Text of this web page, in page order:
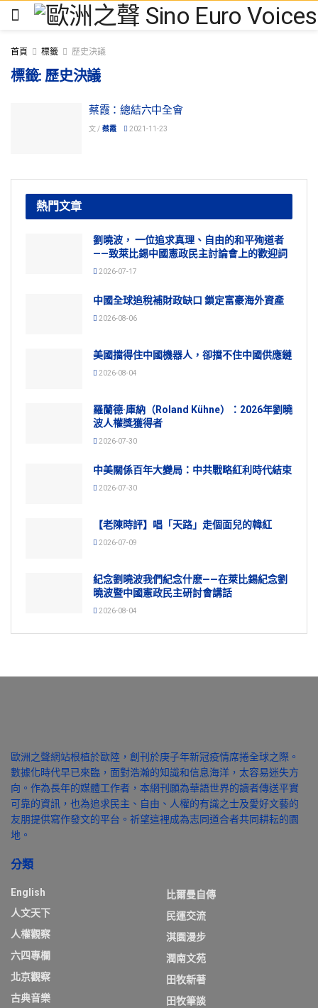
首頁 標籤 歷史決議
標籤: 歷史決議
蔡霞：總結六中全會
文 / 蔡霞 2021-11-23
熱門文章
劉曉波， 一位追求真理、自由的和平殉道者
——致萊比錫中國憲政民主討論會上的歡迎詞
2026-07-17
中國全球追稅補財政缺口 鎖定富豪海外資產
2026-08-06
美國擋得住中國機器人，卻擋不住中國供應鏈
2026-08-04
羅蘭德·庫納（Roland Kühne）：2026年劉曉
波人權獎獲得者
2026-07-30
中美關係百年大變局：中共戰略紅利時代結束
2026-07-30
【老陳時評】唱「天路」走個面兒的韓紅
2026-07-09
紀念劉曉波我們紀念什麽——在萊比錫紀念劉
曉波暨中國憲政民主研討會講話
2026-08-04
歐洲之聲網站根植於歐陸，創刊於庚子年新冠疫情席捲全球之際。
數據化時代早已來臨，面對浩瀚的知識和信息海洋，太容易迷失方
向。作為長年的媒體工作者，本網刊願為華語世界的讀者傳送平實
可靠的資訊，也為追求民主、自由、人權的有識之士及愛好文藝的
友朋提供寫作發文的平台。祈望這裡成為志同道合者共同耕耘的園
地。
分類
English
人文天下
人權觀察
六四專欄
北京觀察
古典音樂
比爾曼自傳
民運交流
淇園漫步
潤南文苑
田牧新著
田牧筆談